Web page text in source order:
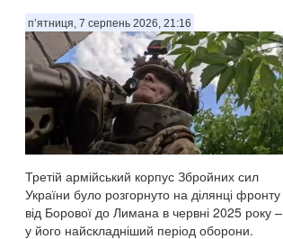
п’ятниця, 7 серпень 2026, 21:16
Третій армійський корпус Збройних сил
України було розгорнуто на ділянці фронту
від Борової до Лимана в червні 2025 року –
у його найскладніший період оборони.